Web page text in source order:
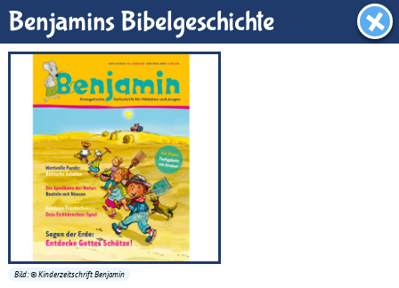
Benjamin-Zimmer
Benjamins Bibelgeschichte
Bild: © Kinderzeitschrift Benjamin